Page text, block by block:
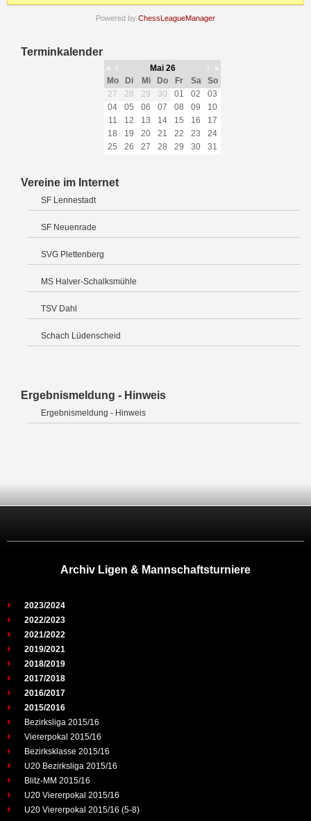
Powered by ChessLeagueManager
Terminkalender
« ‹ Mai 26 ›
»
Mo
Di Mi Do Fr Sa
So
27
28 29 30 01 02
03
04
05 06 07 08 09
10
11
12 13 14 15 16
17
18
19 20 21 22 23
24
25
26 27 28 29 30 31
Vereine im Internet
SF Lennestadt
SF Neuenrade
SVG Plettenberg
MS Halver-Schalksmühle
TSV Dahl
Schach Lüdenscheid
Ergebnismeldung - Hinweis
Ergebnismeldung - Hinweis
Archiv Ligen & Mannschaftsturniere
2023/2024
2022/2023
2021/2022
2019/2021
2018/2019
2017/2018
2016/2017
2015/2016
Bezirksliga 2015/16
Viererpokal 2015/16
Bezirksklasse 2015/16
U20 Bezirksliga 2015/16
Blitz-MM 2015/16
U20 Viererpokal 2015/16
U20 Viererpokal 2015/16 (5-8)